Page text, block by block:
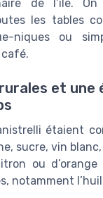
de l’île.
les tables
niques ou
et une
étaient
sucre, vin
ou
notamment